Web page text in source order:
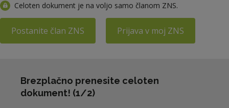
Celoten dokument je na voljo samo članom ZNS.
Postanite član ZNS Prijava v moj ZNS
Brezplačno prenesite celoten
dokument! (1/2)